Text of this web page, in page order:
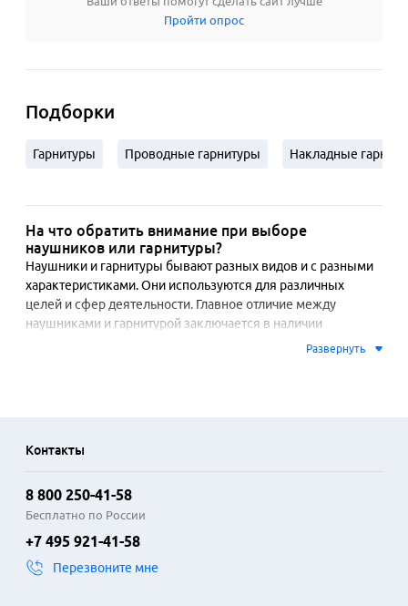
Пройти опрос
Подборки
Гарнитуры Проводные гарнитуры Накладные
На что обратить внимание при выборе
наушников или гарнитуры?
Наушники и гарнитуры бывают разных видов и с разными
характеристиками. Они используются для различных
целей и сфер деятельности. Главное отличие между
наушниками и гарнитурой заключается в наличии
микрофона. Наушники предназначены только для
аудиокниг и других аудиофайлов на своих мобильных
устройствах, компьютерах. В многопользовательских
онлайн-играх гарнитуры используют для общения с
командой, а также для улучшения аудиоэффектов и
погружения в игровой мир. Гарнитуры используются для
онлайн-обучения. Это лишь несколько примеров
Развернуть
Контакты
8 800 250-41-58
Бесплатно по России
+7 495 921-41-58
Перезвоните мне